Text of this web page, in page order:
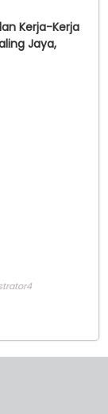
Kerja-Kerja
Jaya,